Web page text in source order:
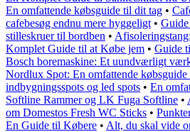
En omfattende købsguide til dit tag •
cafebesøg endnu mere hyggeligt •
stilleskruer til bordben •
Komplet Guide til at Købe jem • Guide
Bosch boremaskine: Et uundværligt
Nordlux Spot: En omfattende
indbygningsspots og led spots • En
Softline Rammer og LK Fuga Softline •
om Domestos Fresh WC Sticks •
En Guide til Købere • Alt, du skal vide